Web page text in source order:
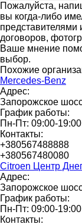
Пожалуйста,
вы когда-либо
договоров,
Ваше мнение
выбор.
Похожие
Mercedes-Benz
Адрес:
Запорожское
График работы:
Пн-Пт: 09:00-
Контакты:
+380567488888
+380567480080
Citroen Центр
Адрес:
Запорожское
График работы:
Пн-Пт: 09:00-
Контакты: